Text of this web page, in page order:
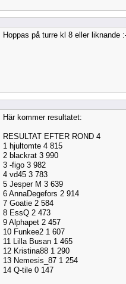
Hoppas på turre kl 8 eller liknande
Här kommer resultatet:
RESULTAT EFTER ROND 4
1 hjultomte 4 815
2 blackrat 3 990
3 -figo 3 982
4 vd45 3 783
5 Jesper M 3 639
6 AnnaDegefors 2 914
7 Goatie 2 584
8 EssQ 2 473
9 Alphapet 2 457
10 Funkee2 1 607
11 Lilla Busan 1 465
12 Kristina88 1 290
13 Nemesis_87 1 254
14 Q-tile 0 147